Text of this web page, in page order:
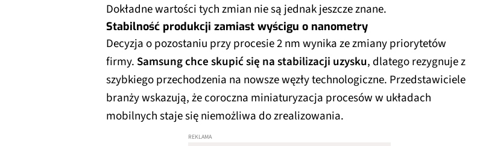
Dokładne wartości tych zmian nie są jednak jeszcze znane.
Stabilność produkcji zamiast wyścigu o nanometry
Decyzja o pozostaniu przy procesie 2 nm wynika ze zmiany priorytetów
firmy. Samsung chce skupić się na stabilizacji uzysku, dlatego rezygnuje z
szybkiego przechodzenia na nowsze węzły technologiczne. Przedstawiciele
branży wskazują, że coroczna miniaturyzacja procesów w układach
mobilnych staje się niemożliwa do zrealizowania.